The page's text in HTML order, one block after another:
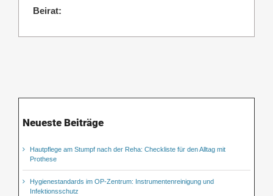
Beirat:
Neueste Beiträge
Hautpflege am Stumpf nach der Reha: Checkliste für den Alltag mit
Prothese
Hygienestandards im OP-Zentrum: Instrumentenreinigung und
Infektionsschutz